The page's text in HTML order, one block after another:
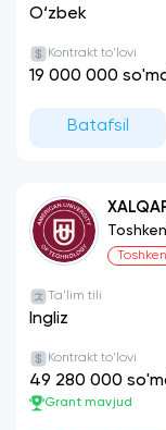
O‘zbek
Kontrakt to'lovi
19 000 000
Batafsil
Ta'lim tili
Ingliz
Kontrakt to'lovi
49 280 000
Grant mavjud